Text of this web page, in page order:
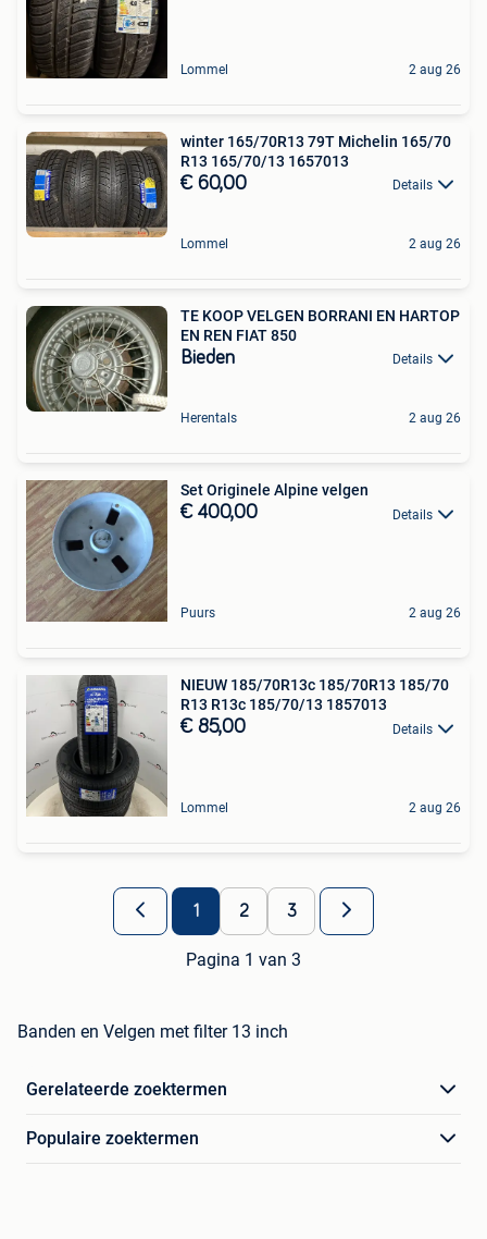
Lommel 2 aug 26
winter 165/70R13 79T Michelin 165/70
R13 165/70/13 1657013
€ 60,00 Details
Lommel 2 aug 26
TE KOOP VELGEN BORRANI EN HARTOP
EN REN FIAT 850
Bieden Details
Herentals 2 aug 26
Set Originele Alpine velgen
€ 400,00 Details
Puurs 2 aug 26
NIEUW 185/70R13c 185/70R13 185/70
R13 R13c 185/70/13 1857013
€ 85,00 Details
Lommel 2 aug 26
1 2 3
Pagina 1 van 3
Banden en Velgen met filter 13 inch
Gerelateerde zoektermen
Populaire zoektermen